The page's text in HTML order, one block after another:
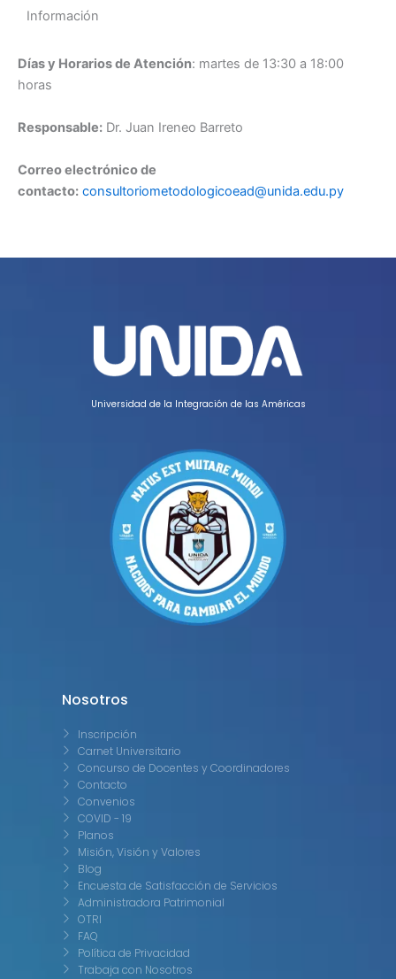
Información
Días y Horarios de Atención: martes de 13:30 a 18:00
horas
Responsable: Dr. Juan Ireneo Barreto
Correo electrónico de
contacto: consultoriometodologicoead@unida.edu.py
Universidad de la Integración de las Américas
Nosotros
Inscripción
Carnet Universitario
Concurso de Docentes y Coordinadores
Contacto
Convenios
COVID - 19
Planos
Misión, Visión y Valores
Blog
Encuesta de Satisfacción de Servicios
Administradora Patrimonial
OTRI
FAQ
Política de Privacidad
Trabaja con Nosotros